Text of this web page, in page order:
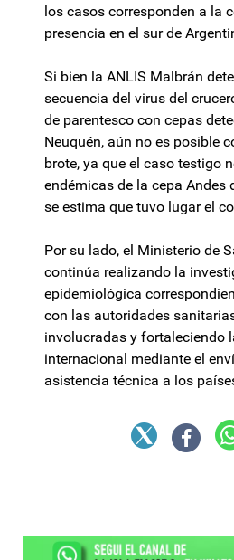
los casos corresponden a la
presencia en el sur de
Si bien la ANLIS Malbrán
secuencia del virus del
de parentesco con cepas
Neuquén, aún no es posible
brote, ya que el caso testigo
endémicas de la cepa Andes
se estima que tuvo lugar el
Por su lado, el Ministerio de
continúa realizando la
epidemiológica
con las autoridades
involucradas y fortaleciendo
internacional mediante el
asistencia técnica a los